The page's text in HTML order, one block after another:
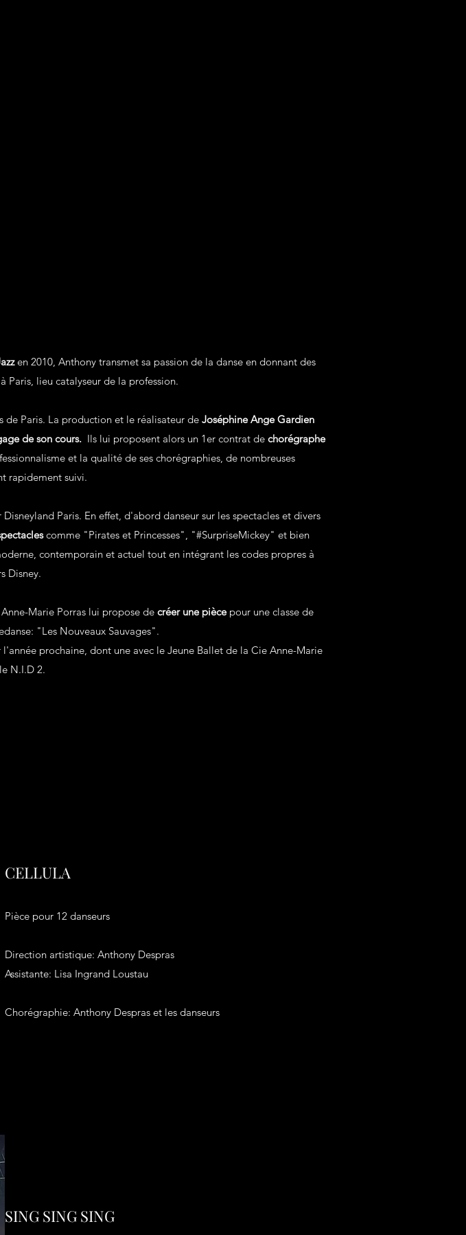
en 2010, Anthony transmet sa passion de la danse en donnant des
Paris, lieu catalyseur de la profession.
de Paris. La production et le réalisateur de Joséphine Ange Gardien
de son cours. Ils lui proposent alors un 1er contrat de chorégraphe
et la qualité de ses chorégraphies, de nombreuses
rapidement suivi.
Paris. En effet, d'abord danseur sur les spectacles et divers
comme "Pirates et Princesses", "#SurpriseMickey" et bien
contemporain et actuel tout en intégrant les codes propres à
Disney.
Marie Porras lui propose de créer une pièce pour une classe de
"Les Nouveaux Sauvages".
prochaine, dont une avec le Jeune Ballet de la Cie Anne-Marie
N.I.D 2.
CELLULA
Pièce pour 12 danseurs
Direction artistique: Anthony Despras
Assistante: Lisa Ingrand Loustau
Chorégraphie: Anthony Despras et les danseurs
SING SING SING